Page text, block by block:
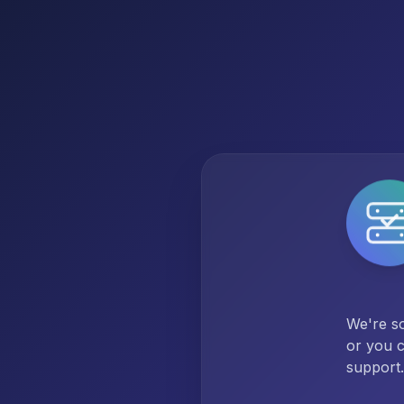
We're
or you
support.